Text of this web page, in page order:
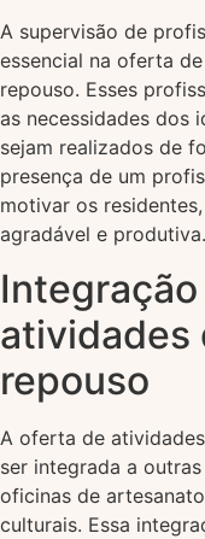
A supervisão de
essencial na oferta
repouso. Esses
as necessidades dos
sejam realizados de
presença de um
motivar os
agradável e produtiva.
atividades
repouso
A oferta de
ser integrada a
oficinas de
culturais. Essa